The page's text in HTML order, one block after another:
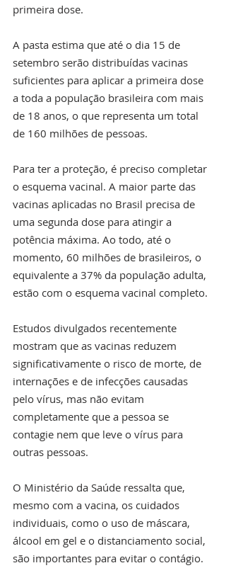
primeira dose.
A pasta estima que até o dia 15 de
setembro serão distribuídas vacinas
suficientes para aplicar a primeira dose
a toda a população brasileira com mais
de 18 anos, o que representa um total
de 160 milhões de pessoas.
Para ter a proteção, é preciso completar
o esquema vacinal. A maior parte das
vacinas aplicadas no Brasil precisa de
uma segunda dose para atingir a
potência máxima. Ao todo, até o
momento, 60 milhões de brasileiros, o
equivalente a 37% da população adulta,
estão com o esquema vacinal completo.
Estudos divulgados recentemente
mostram que as vacinas reduzem
significativamente o risco de morte, de
internações e de infecções causadas
pelo vírus, mas não evitam
completamente que a pessoa se
contagie nem que leve o vírus para
outras pessoas.
O Ministério da Saúde ressalta que,
mesmo com a vacina, os cuidados
individuais, como o uso de máscara,
álcool em gel e o distanciamento social,
são importantes para evitar o contágio.